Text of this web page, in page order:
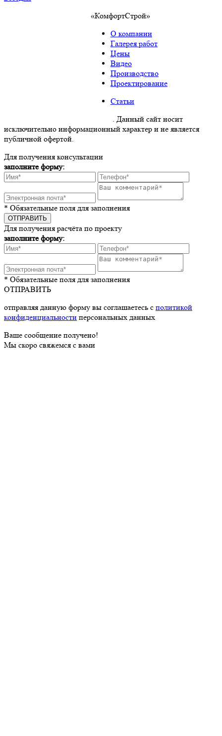
«КомфортСтрой»
О компании
Галерея работ
Цены
Видео
Производство
Проектирование
Статьи
. Данный сайт носит
исключительно информационный характер и не является
публичной офертой.
Для получения консультации
заполните форму:
* Обязательные поля для заполнения
Для получения расчёта по проекту
заполните форму:
* Обязательные поля для заполнения
ОТПРАВИТЬ
отправляя данную форму вы соглашаетесь с политикой
конфиденциальности персональных данных
Ваше сообщение получено!
Мы скоро свяжемся с вами